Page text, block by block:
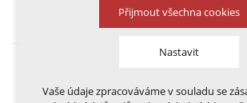
Přijmout všechna cookies
Nastavit
Technická cookies
Vaše údaje zpracováváme v souladu se